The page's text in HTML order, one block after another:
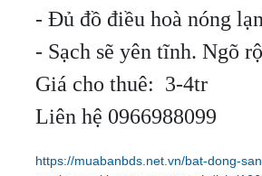
- Đủ đồ điều hoà nóng
- Sạch sẽ yên tĩnh. Ngõ
Giá cho thuê: 3-4tr
Liên hệ 0966988099
https://muabanbds.net.vn/bat-dong-